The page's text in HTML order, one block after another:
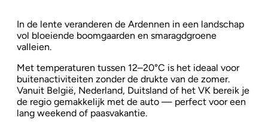
In de lente veranderen de Ardennen in een landschap
vol bloeiende boomgaarden en smaragdgroene
valleien.
Met temperaturen tussen 12–20°C is het ideaal voor
buitenactiviteiten zonder de drukte van de zomer.
Vanuit België, Nederland, Duitsland of het VK bereik je
de regio gemakkelijk met de auto — perfect voor een
lang weekend of paasvakantie.